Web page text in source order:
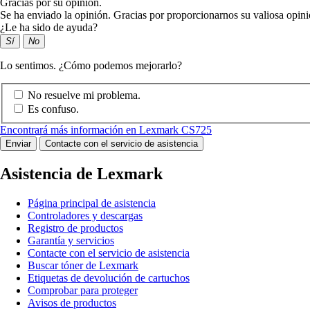
Se ha enviado la opinión. Gracias por proporcionarnos su valiosa
¿Le ha sido de ayuda?
Sí No
Lo sentimos. ¿Cómo podemos mejorarlo?
No resuelve mi problema.
Es confuso.
Encontrará más información en Lexmark CS725
Enviar Contacte con el servicio de asistencia
Asistencia de Lexmark
Página principal de asistencia
Controladores y descargas
Registro de productos
Garantía y servicios
Contacte con el servicio de asistencia
Buscar tóner de Lexmark
Etiquetas de devolución de cartuchos
Comprobar para proteger
Avisos de productos